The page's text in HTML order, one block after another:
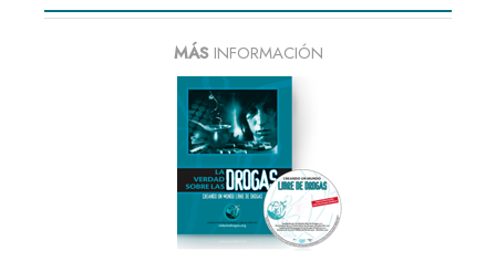
MÁSINFORMACIÓN